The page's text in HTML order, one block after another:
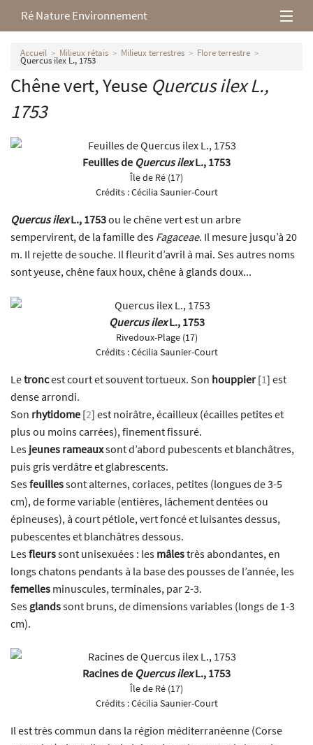
Ré Nature Environnement
L’association
Milieux rétais
Nos parutions
Accueil Milieux rétais Milieux terrestres Flore terrestre
Quercus ilex L., 1753
Chêne vert, Yeuse Quercus ilexL.,
1753
Feuilles de Quercus ilexL., 1753
Île de Ré (17)
Crédits :Cécilia Saunier-Court
Quercus ilexL., 1753ou le chêne vert est un arbre
sempervirent, de la famille des Fagaceae. Il mesure jusqu’à 20
m. Il rejette de souche. Il fleurit d’avril à mai. Ses autres noms
sont yeuse, chêne faux houx, chêne à glands doux...
Quercus ilexL., 1753
Rivedoux-Plage (17)
Crédits :Cécilia Saunier-Court
Letroncest court et souvent tortueux. Son houppier[1] est
dense arrondi.
Son rhytidome [2] est noirâtre, écailleux (écailles petites et
plus ou moins carrées), finement fissuré.
Les jeunes rameauxsont d’abord pubescents et blanchâtres,
puis gris verdâtre et glabrescents.
Sesfeuillessont alternes, coriaces, petites (longues de 3-5
cm), de forme variable (entières, lâchement dentées ou
épineuses), à court pétiole, vert foncé et luisantes dessus,
pubescentes et blanchâtres dessous.
Lesfleurssont unisexuées : les mâlestrès abondantes, en
longs chatons pendants à la base des pousses de l’année, les
femelles minuscules, terminales, par 2-3.
Ses glandssont bruns, de dimensions variables (longs de 1-3
cm).
Racines de Quercus ilexL., 1753
Île de Ré (17)
Crédits :Cécilia Saunier-Court
Il est très commun dans la région méditerranéenne (Corse